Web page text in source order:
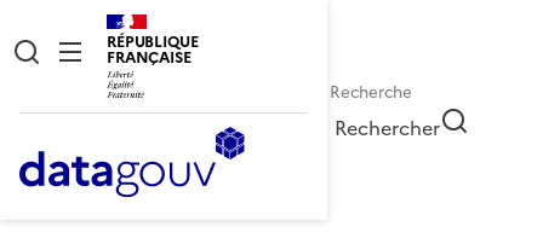
RÉPUBLIQUE
FRANÇAISE
Rechercher